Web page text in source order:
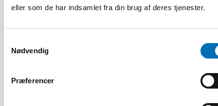
eller som de har indsamlet fra din brug af deres tjenester.
Nødvendig
Præferencer